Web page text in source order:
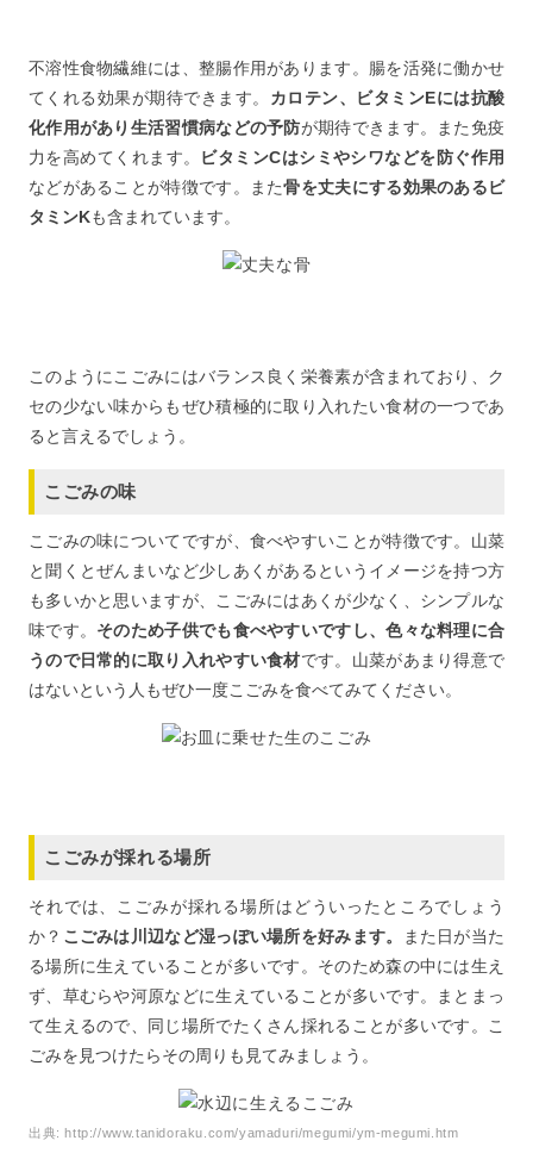
不溶性食物繊維には、整腸作用があります。腸を活発に働かせ
てくれる効果が期待できます。 カロテン、ビタミンEには抗酸
化作用があり生活習慣病などの予防が期待できます。また免疫
力を高めてくれます。 ビタミンCはシミやシワなどを防ぐ作用
などがあることが特徴です。また骨を丈夫にする効果のあるビ
タミンKも含まれています。
このようにこごみにはバランス良く栄養素が含まれており、ク
セの少ない味からもぜひ積極的に取り入れたい食材の一つであ
ると言えるでしょう。
こごみの味
こごみの味についてですが、食べやすいことが特徴です。山菜
と聞くとぜんまいなど少しあくがあるというイメージを持つ方
も多いかと思いますが、こごみにはあくが少なく、シンプルな
味です。 そのため子供でも食べやすいですし、色々な料理に合
うので日常的に取り入れやすい食材です。山菜があまり得意で
はないという人もぜひ一度こごみを食べてみてください。
こごみが採れる場所
それでは、こごみが採れる場所はどういったところでしょう
か？ こごみは川辺など湿っぽい場所を好みます。
また日が当た
る場所に生えていることが多いです。そのため森の中には生え
ず、草むらや河原などに生えていることが多いです。まとまっ
て生えるので、同じ場所でたくさん採れることが多いです。こ
ごみを見つけたらその周りも見てみましょう。
出典:http://www.tanidoraku.com/yamaduri/megumi/ym-megumi.htm